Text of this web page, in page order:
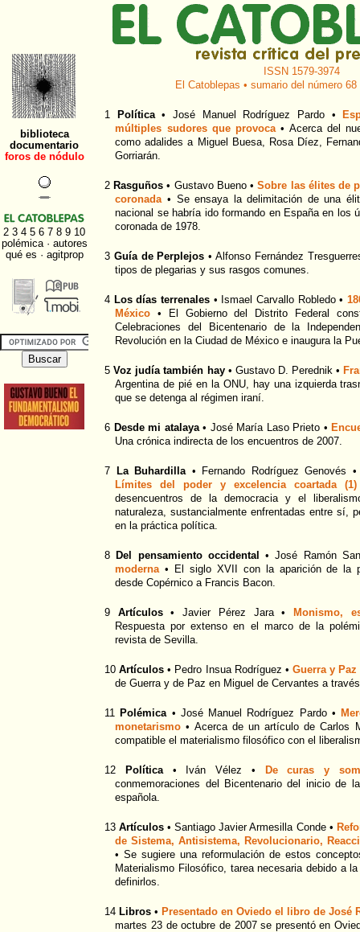
ISSN 1579-3974
El Catoblepas • sumario del número 68
1 Política• José Manuel Rodríguez Pardo •
múltiples sudores que provoca• Acerca del
como adalides a Miguel Buesa, Rosa Díez,
Gorriarán.
2 Rasguños • Gustavo Bueno •Sobre las élites de
coronada• Se ensaya la delimitación de una
nacional se habría ido formando en España en los
coronada de 1978.
3 Guía de Perplejos • Alfonso Fernández
tipos de plegarias y sus rasgos comunes.
4 Los días terrenales• Ismael Carvallo Robledo •
México • El Gobierno del Distrito Federal
Celebraciones del Bicentenario de la
Revolución en la Ciudad de México e inaugura la
5Voz judía también hay• Gustavo D. Perednik •
Argentina de pié en la ONU, hay una izquierda
que se detenga al régimen iraní.
6 Desde mi atalaya• José María Laso Prieto •
Una crónica indirecta de los encuentros de 2007.
7 La Buhardilla• Fernando Rodríguez Genovés
Límites del poder y excelencia coartada (1)
desencuentros de la democracia y el
naturaleza, sustancialmente enfrentadas entre sí,
en la práctica política.
8 Del pensamiento occidental
• José Ramón
moderna• El siglo XVII con la aparición de la
desde Copérnico a Francis Bacon.
9 Artículos• Javier Pérez Jara •
Monismo,
Respuesta por extenso en el marco de la
revista de Sevilla.
10Artículos • Pedro Insua Rodríguez • Guerra y
de Guerra y de Paz en Miguel de Cervantes a
11 Polémica• José Manuel Rodríguez Pardo •
monetarismo • Acerca de un artículo de Carlos
compatible el materialismo filosófico con el
12 Política• Iván Vélez •
De curas y
conmemoraciones del Bicentenario del inicio de
española.
13Artículos • Santiago Javier Armesilla Conde •
de Sistema, Antisistema, Revolucionario,
• Se sugiere una reformulación de estos
Materialismo Filosófico, tarea necesaria debido a
definirlos.
14 Libros • Presentado en Oviedo el libro de José
martes 23 de octubre de 2007 se presentó en